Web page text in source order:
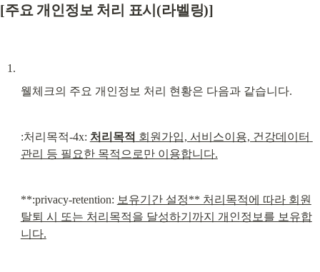
[주요 개인정보 처리 표시(라벨링)]
웰체크의 주요 개인정보 처리 현황은 다음과 같습니다.
:처리목적-4x: 처리목적 회원가입, 서비스이용, 건강데이터
관리 등 필요한 목적으로만 이용합니다.
**:privacy-retention: 보유기간 설정** 처리목적에 따라 회원
탈퇴 시 또는 처리목적을 달성하기까지 개인정보를 보유합
니다.